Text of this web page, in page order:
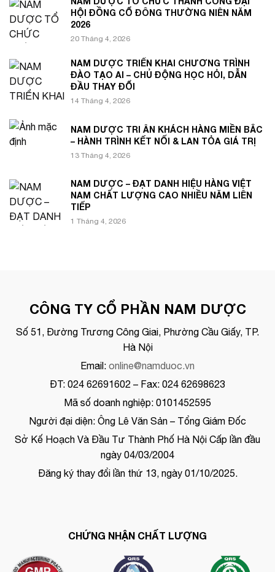
HỘI ĐỒNG CỔ ĐÔNG THƯỜNG NIÊN NĂM
2026
20 Tháng 4, 2026
NAM DƯỢC TRIỂN KHAI CHƯƠNG TRÌNH
ĐÀO TẠO AI – CHỦ ĐỘNG HỌC HỎI, DẪN
ĐẦU THAY ĐỔI
14 Tháng 4, 2026
NAM DƯỢC TRI ÂN KHÁCH HÀNG MIỀN BẮC
– HÀNH TRÌNH KẾT NỐI & LAN TỎA GIÁ TRỊ
13 Tháng 4, 2026
NAM DƯỢC – ĐẠT DANH HIỆU HÀNG VIỆT
NAM CHẤT LƯỢNG CAO NHIỀU NĂM LIÊN
TIẾP
1 Tháng 4, 2026
CÔNG TY CỔ PHẦN NAM DƯỢC
Số 51, Đường Trương Công Giai, Phường Cầu Giấy, TP.
Hà Nội
Email: online@namduoc.vn
ĐT: 024 62691602 – Fax: 024 62698623
Mã số doanh nghiệp: 0101452595
Người đại diện: Ông Lê Văn Sản – Tổng Giám Đốc
Sở Kế Hoạch Và Đầu Tư Thành Phố Hà Nội Cấp lần đầu
ngày 04/03/2004
Đăng ký thay đổi lần thứ 13, ngày 01/10/2025.
CHỨNG NHẬN CHẤT LƯỢNG